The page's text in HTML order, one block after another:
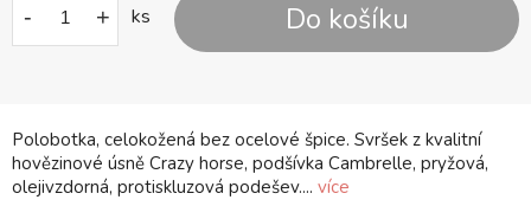
Polobotka, celokožená bez ocelové špice. Svršek z kvalitní
hovězinové úsně Crazy horse, podšívka Cambrelle, pryžová,
olejivzdorná, protiskluzová podešev.... více
- + ks Do košíku